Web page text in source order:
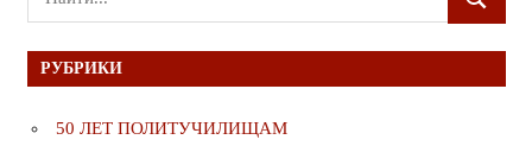
для:
ПОИСК
РУБРИКИ
50 ЛЕТ ПОЛИТУЧИЛИЩАМ